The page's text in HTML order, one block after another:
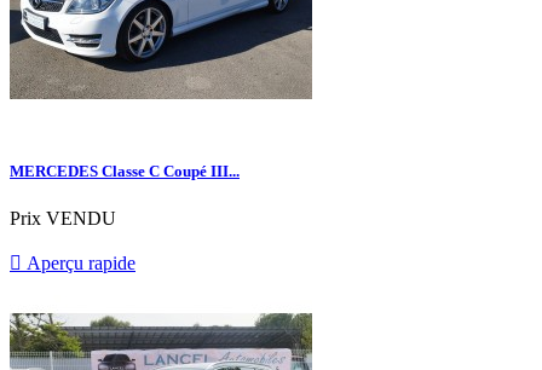
MERCEDES Classe C Coupé III...
Prix VENDU
 Aperçu rapide